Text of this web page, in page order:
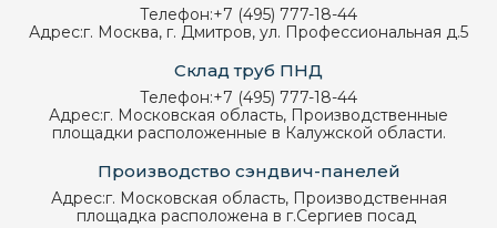
Телефон:+7 (495) 777-18-44
Адрес:г. Москва, г. Дмитров, ул. Профессиональная д.5
Склад труб ПНД
Телефон:+7 (495) 777-18-44
Адрес:г. Московская область, Производственные
площадки расположенные в Калужской области.
Производство сэндвич-панелей
Адрес:г. Московская область, Производственная
площадка расположена в г.Сергиев посад